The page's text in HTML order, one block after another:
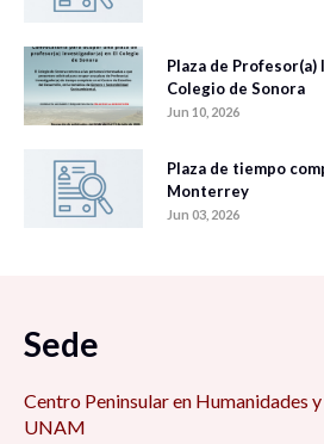
Plaza de
Colegio de Sonora
Jun 10, 2026
Plaza de tiempo
Monterrey
Jun 03, 2026
Sede
Centro Peninsular en Humanidades
UNAM